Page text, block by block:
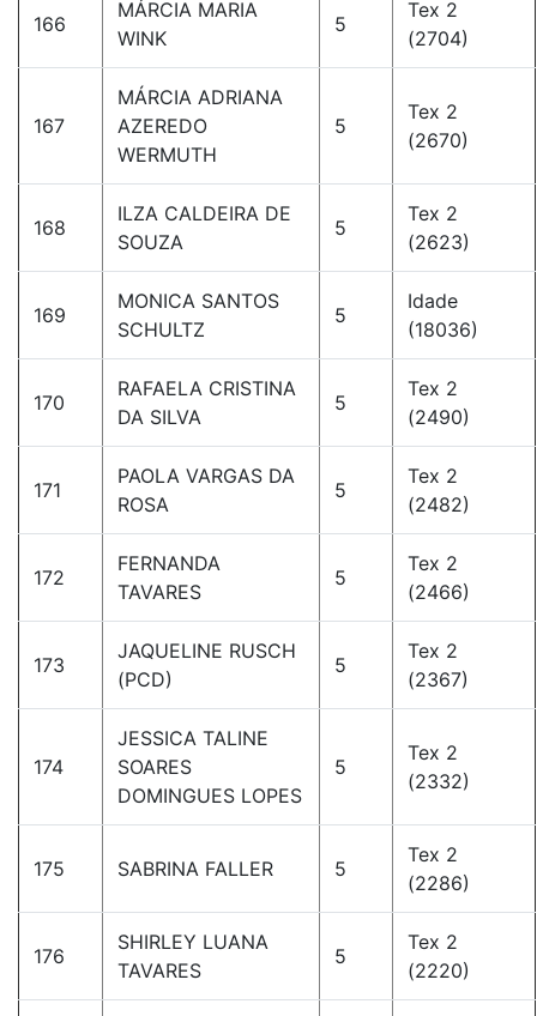
166
MÁRCIA MARIA
WINK
5
Tex 2
(2704)
167
MÁRCIA ADRIANA
AZEREDO
WERMUTH
5
Tex 2
(2670)
168
ILZA CALDEIRA DE
SOUZA
5
Tex 2
(2623)
169
MONICA SANTOS
SCHULTZ
5
Idade
(18036)
170
RAFAELA CRISTINA
DA SILVA
5
Tex 2
(2490)
171
PAOLA VARGAS DA
ROSA
5
Tex 2
(2482)
172
FERNANDA
TAVARES
5
Tex 2
(2466)
173
JAQUELINE RUSCH
(PCD)
5
Tex 2
(2367)
174
JESSICA TALINE
SOARES
DOMINGUES LOPES
5
Tex 2
(2332)
175 SABRINA FALLER 5
Tex 2
(2286)
176
SHIRLEY LUANA
TAVARES
5
Tex 2
(2220)